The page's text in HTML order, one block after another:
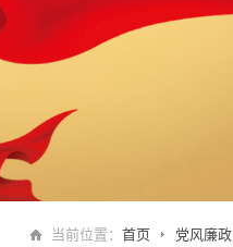
上的目标。
学习教育
廉政
文化
资源
当前位置： 首页 党风廉政